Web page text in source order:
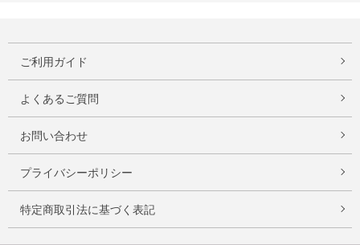
ご利用ガイド
よくあるご質問
お問い合わせ
プライバシーポリシー
特定商取引法に基づく表記